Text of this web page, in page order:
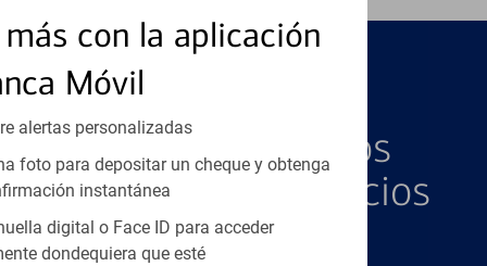
con la aplicación
Móvil
alertas personalizadas
foto para depositar un cheque y obtenga
instantánea
digital o Face ID para acceder
dondequiera que esté
Explore Nuestros
Productos y Servicios
Destacados